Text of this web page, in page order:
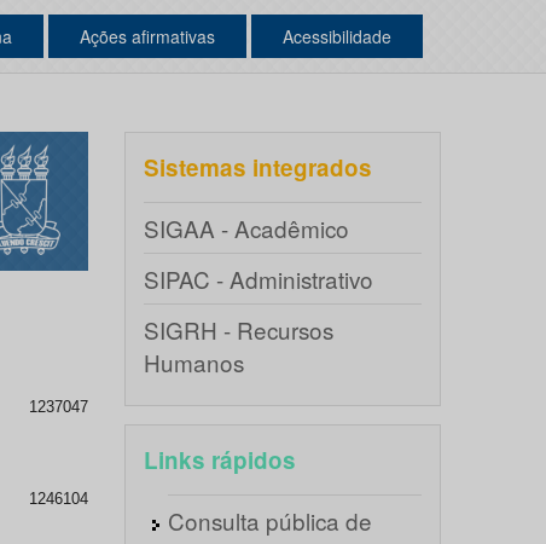
Ações afirmativas Acessibilidade
1237047
1246104
Sistemas integrados
SIGAA - Acadêmico
SIPAC - Administrativo
SIGRH - Recursos
Humanos
Links rápidos
Consulta pública de